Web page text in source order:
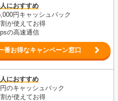
におすすめ
円キャッシュバック
が使えてお得
の高速通信
番お得なキャンペーン窓口
におすすめ
のキャッシュバック
が使えてお得